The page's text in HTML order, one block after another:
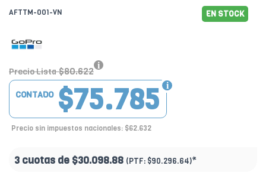
AFTTM-001-VN EN STOCK
Precio Lista $80.622
$75.785
CONTADO
Precio sin impuestos nacionales: $62.632
3 cuotas de $30.098.88 (PTF: $90.296.64)*